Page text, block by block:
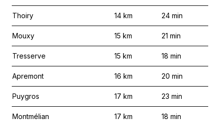
Thoiry 14 km 24 min
Mouxy 15 km 21 min
Tresserve 15 km 18 min
Apremont 16 km 20 min
Puygros 17 km 23 min
Montmélian 17 km 18 min